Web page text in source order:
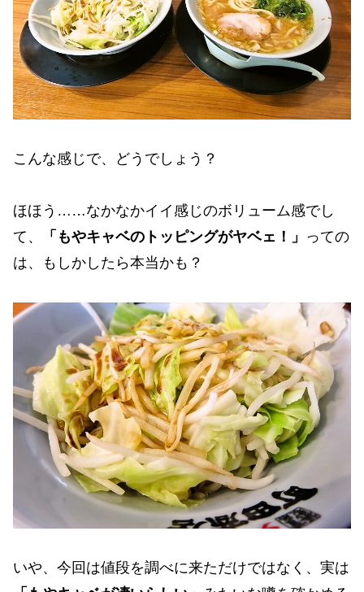
こんな感じで、どうでしょう？
ほほう……なかなかイイ感じのボリューム感でし
て、
「もやキャベのトッピングがヤベェ！」 っての
は、もしかしたら本当かも？
いや、今回は値段を調べに来ただけではなく、実は